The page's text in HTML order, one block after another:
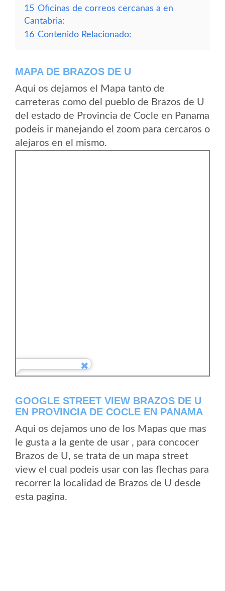
15 Oficinas de correos cercanas a en
Cantabria:
16 Contenido Relacionado:
MAPA DE BRAZOS DE U
Aqui os dejamos el Mapa tanto de
carreteras como del pueblo de Brazos de U
del estado de Provincia de Cocle en Panama
podeis ir manejando el zoom para cercaros o
alejaros en el mismo.
GOOGLE STREET VIEW BRAZOS DE U
EN PROVINCIA DE COCLE EN PANAMA
Aqui os dejamos uno de los Mapas que mas
le gusta a la gente de usar , para concocer
Brazos de U, se trata de un mapa street
view el cual podeis usar con las flechas para
recorrer la localidad de Brazos de U desde
esta pagina.